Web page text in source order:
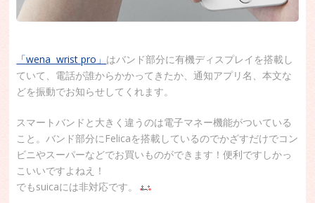
「wena wrist pro」 はバンド部分に有機ディスプレイを搭載し
ていて、電話が誰からかかってきたか、通知アプリ名、本文な
どを振動でお知らせしてくれます。
スマートバンドと大きく違うのは電子マネー機能がついている
こと。バンド部分にFelicaを搭載しているのでかざすだけでコン
ビニやスーパーなどでお買いものができます！便利ですしかっ
こいいですよねえ！
でもsuicaには非対応です。